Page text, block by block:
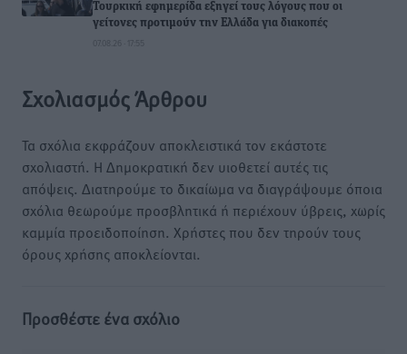
Τουρκική εφημερίδα εξηγεί τους λόγους που οι
γείτονες προτιμούν την Ελλάδα για διακοπές
07.08.26 · 17:55
Σχολιασμός Άρθρου
Τα σχόλια εκφράζουν αποκλειστικά τον εκάστοτε
σχολιαστή. Η Δημοκρατική δεν υιοθετεί αυτές τις
απόψεις. Διατηρούμε το δικαίωμα να διαγράψουμε όποια
σχόλια θεωρούμε προσβλητικά ή περιέχουν ύβρεις, χωρίς
καμμία προειδοποίηση. Χρήστες που δεν τηρούν τους
όρους χρήσης αποκλείονται.
Προσθέστε ένα σχόλιο